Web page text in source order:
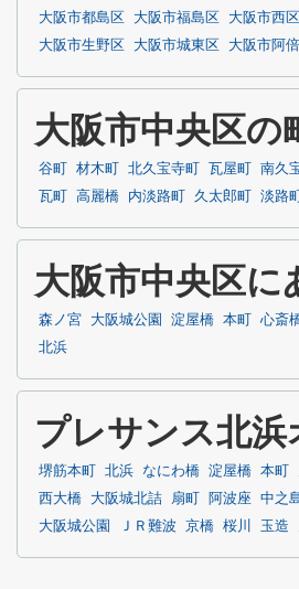
大阪市都島区 大阪市福島区 大阪市西区
大阪市生野区
大阪市城東区 大阪市阿
大阪市中央区の
谷町 材木町 北久宝寺町 瓦屋町 南久
瓦町
高麗橋 内淡路町 久太郎町 淡路町
大阪市中央区に
森ノ宮 大阪城公園 淀屋橋 本町 心斎
北浜
プレサンス北
堺筋本町 北浜 なにわ橋 淀屋橋 本町
西大橋
大阪城北詰 扇町 阿波座 中之
大阪城公園
ＪＲ難波 京橋 桜川 玉造